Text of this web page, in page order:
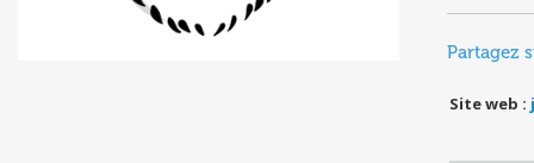
Partagez
Site web :